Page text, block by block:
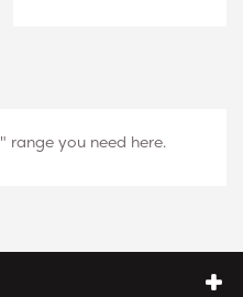
" range you need here.